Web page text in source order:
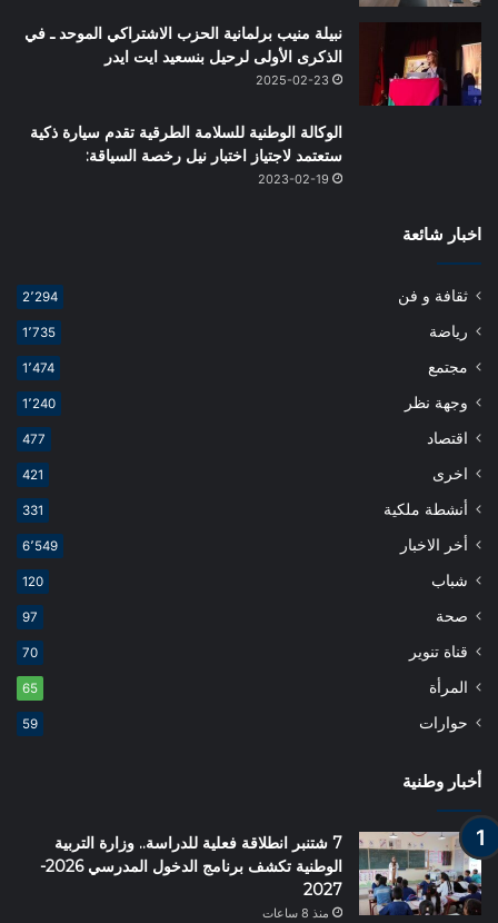
نبيلة منيب برلمانية الحزب الاشتراكي الموحد ـ في
الذكرى الأولى لرحيل بنسعيد ايت ايدر
2025-02-23
الوكالة الوطنية للسلامة الطرقية تقدم سيارة ذكية
ستعتمد لاجتياز اختبار نيل رخصة السياقة:
2023-02-19
اخبار شائعة
ثقافة و فن 2٬294
رياضة 1٬735
مجتمع 1٬474
وجهة نظر 1٬240
اقتصاد 477
اخرى 421
أنشطة ملكية 331
أخر الاخبار 6٬549
شباب 120
صحة 97
قناة تنوير 70
المرأة 65
حوارات 59
أخبار وطنية
7 شتنبر انطلاقة فعلية للدراسة.. وزارة التربية
الوطنية تكشف برنامج الدخول المدرسي 2026-
2027
منذ 8 ساعات